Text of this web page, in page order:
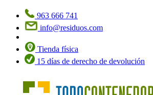
963 666 741
info@residuos.com
Tienda física
15 días de derecho de devolución